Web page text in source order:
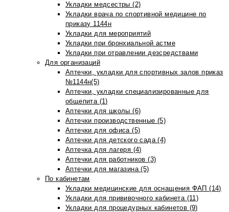
Укладки медсестры (2)
Укладки врача по спортивной медицине по
приказу 1144н
Укладки для мероприятий
Укладки при бронхиальной астме
Укладки при отравлении дезсредствами
Для организаций
Аптечки, укладки для спортивных залов приказ
№1144н(5)
Аптечки, укладки специализированные для
общепита (1)
Аптечки для школы (6)
Аптечки производственные (5)
Аптечки для офиса (5)
Аптечки для детского сада (4)
Аптечка для лагеря (4)
Аптечки для работников (3)
Аптечки для магазина (5)
По кабинетам
Укладки медицинские для оснащения ФАП (14)
Укладки для прививочного кабинета (11)
Укладки для процедурных кабинетов (9)